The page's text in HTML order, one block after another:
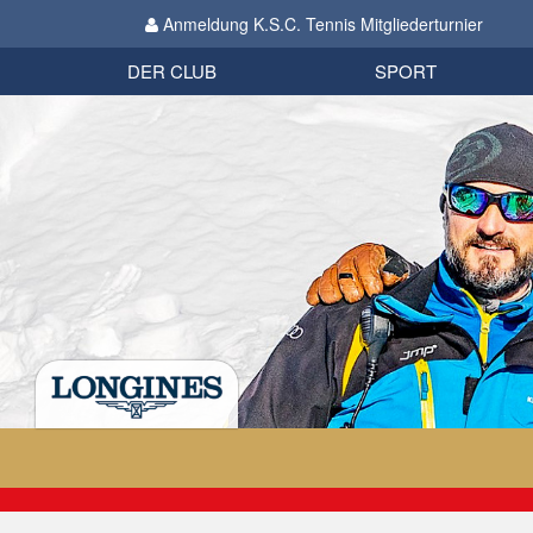
Anmeldung K.S.C. Tennis Mitgliederturnier
DER CLUB
Organisation
SPORT
Biathlon
Datenschutzverordnung 2018
Impressum